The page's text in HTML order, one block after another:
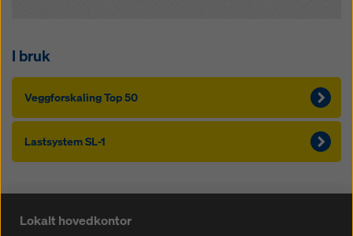
I bruk
Veggforskaling Top 50
Lastsystem SL-1
Lokalt hovedkontor